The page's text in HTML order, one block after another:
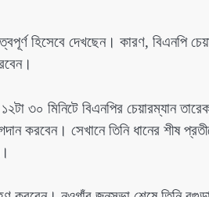
হিসেবে দেখছেন। কারণ, বিএনপি
৩০ মিনিটে বিএনপির চেয়ারম্যান
করবেন। সেখানে তিনি ধানের শীষ